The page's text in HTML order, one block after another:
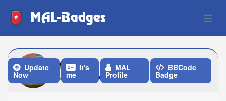
MAL-Badges Open
Yzeelb
Last Update: One Month ago
Update
Now
It's
me
MAL
Profile
BBCode
Badge